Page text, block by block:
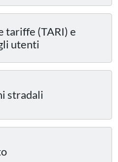
tariffe (TARI) e
utenti
stradali